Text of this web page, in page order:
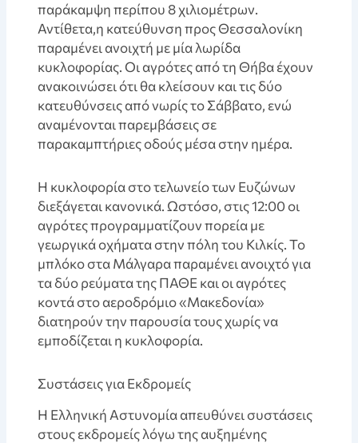
παράκαμψη περίπου 8 χιλιομέτρων.
Αντίθετα,η κατεύθυνση προς Θεσσαλονίκη
παραμένει ανοιχτή με μία λωρίδα
κυκλοφορίας. Οι αγρότες από τη Θήβα έχουν
ανακοινώσει ότι θα κλείσουν και τις δύο
κατευθύνσεις από νωρίς το Σάββατο, ενώ
αναμένονται παρεμβάσεις σε
παρακαμπτήριες οδούς μέσα στην ημέρα.
Η κυκλοφορία στο τελωνείο των Ευζώνων
διεξάγεται κανονικά. Ωστόσο, στις 12:00 οι
αγρότες προγραμματίζουν πορεία με
γεωργικά οχήματα στην πόλη του Κιλκίς. Το
μπλόκο στα Μάλγαρα παραμένει ανοιχτό για
τα δύο ρεύματα της ΠΑΘΕ και οι αγρότες
κοντά στο αεροδρόμιο «Μακεδονία»
διατηρούν την παρουσία τους χωρίς να
εμποδίζεται η κυκλοφορία.
Συστάσεις για Εκδρομείς
Η Ελληνική Αστυνομία απευθύνει συστάσεις
στους εκδρομείς λόγω της αυξημένης